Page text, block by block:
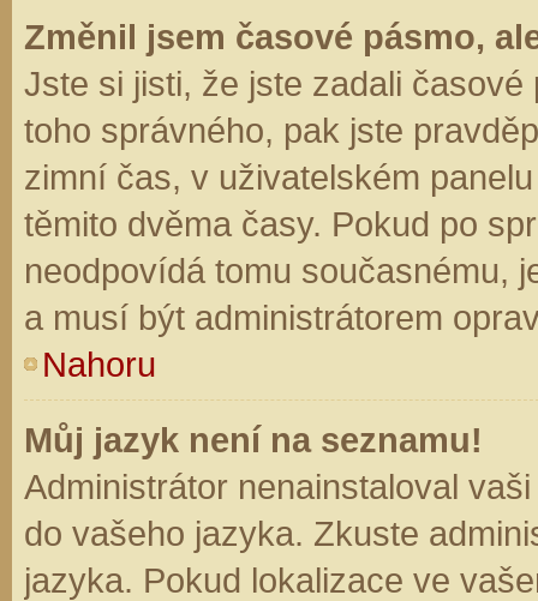
Změnil jsem časové pásmo,
Jste si jisti, že jste zadali
toho správného, pak jste
zimní čas, v uživatelském
těmito dvěma časy. Pokud po
neodpovídá tomu současnému,
a musí být administrátorem
Nahoru
Můj jazyk není na seznamu!
Administrátor nenainstaloval
do vašeho jazyka. Zkuste
jazyka. Pokud lokalizace ve